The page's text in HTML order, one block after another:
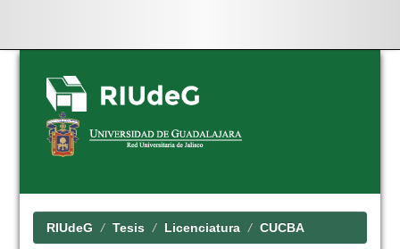
Skip
navigation
RIUdeG Tesis Licenciatura CUCBA